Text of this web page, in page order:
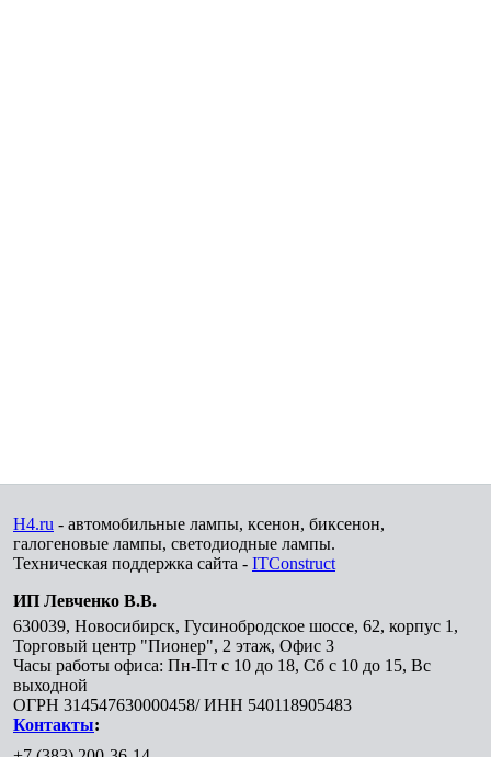
H4.ru - автомобильные лампы, ксенон, биксенон,
галогеновые лампы, светодиодные лампы.
Техническая поддержка сайта - ITConstruct
ИП Левченко В.В.
630039, Новосибирск, Гусинобродское шоссе, 62, корпус 1,
Торговый центр "Пионер", 2 этаж, Офис 3
Часы работы офиса: Пн-Пт с 10 до 18, Сб с 10 до 15, Вс
выходной
ОГРН 314547630000458/ ИНН 540118905483
Контакты: